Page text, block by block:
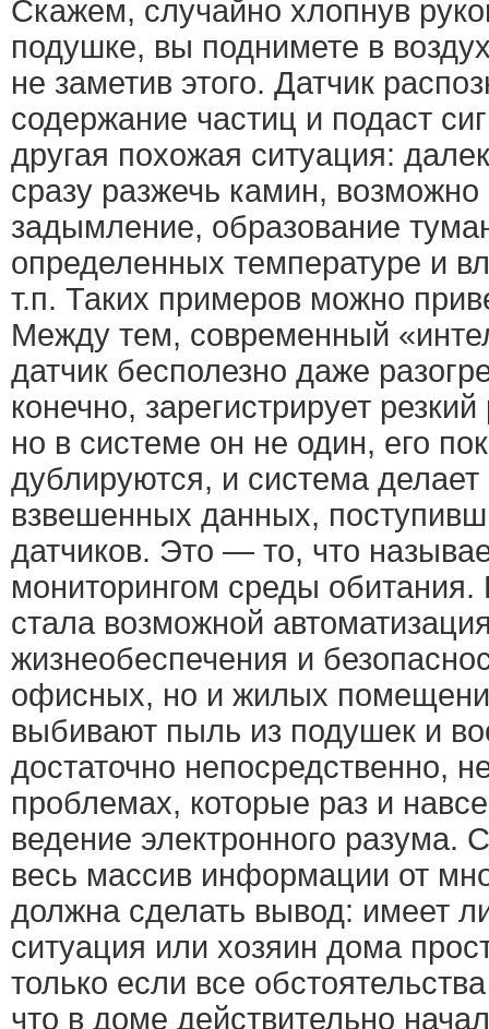
Скажем, случайно хлопнув
подушке, вы поднимете в
не заметив этого. Датчик
содержание частиц и подаст
другая похожая ситуация:
сразу разжечь камин,
задымление, образование
определенных температуре и
т.п. Таких примеров можно
Между тем, современный
датчик бесполезно даже
конечно, зарегистрирует
но в системе он не один, его
дублируются, и система
взвешенных данных,
датчиков. Это — то, что
мониторингом среды обитания.
стала возможной
жизнеобеспечения и
офисных, но и жилых
выбивают пыль из подушек и
достаточно непосредственно,
проблемах, которые раз и
ведение электронного разума.
весь массив информации от
должна сделать вывод: имеет
ситуация или хозяин дома
только если все
что в доме действительно